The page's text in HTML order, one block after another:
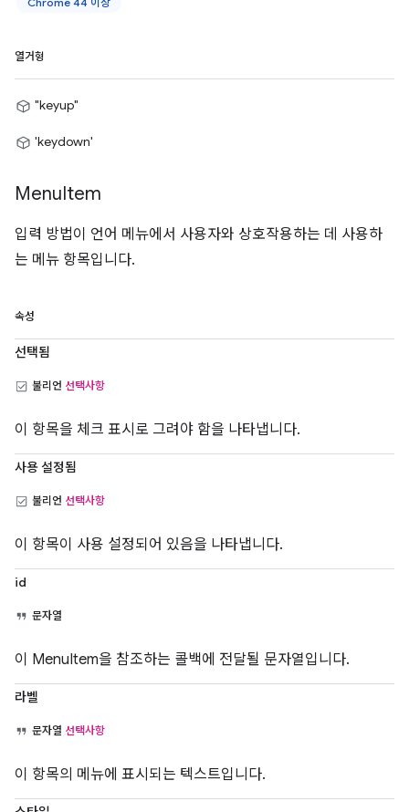
열거형
"keyup"
'keydown'
MenuItem
입력 방법이 언어 메뉴에서 사용자와 상호작용하는 데 사용하
는 메뉴 항목입니다.
속성
선택됨
불리언 선택사항
이 항목을 체크 표시로 그려야 함을 나타냅니다.
사용 설정됨
불리언 선택사항
이 항목이 사용 설정되어 있음을 나타냅니다.
id
문자열
이 MenuItem을 참조하는 콜백에 전달될 문자열입니다.
라벨
문자열 선택사항
이 항목의 메뉴에 표시되는 텍스트입니다.